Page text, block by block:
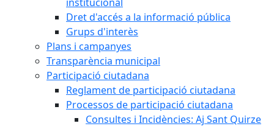
Dret d'accés a la informació pública
Grups d'interès
Plans i campanyes
Transparència municipal
Participació ciutadana
Reglament de participació ciutadana
Processos de participació ciutadana
Consultes i Incidències: Aj Sant Quirze